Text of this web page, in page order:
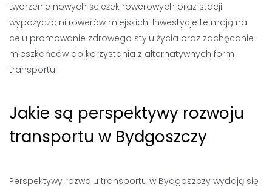
tworzenie nowych ścieżek rowerowych oraz stacji
wypożyczalni rowerów miejskich. Inwestycje te mają na
celu promowanie zdrowego stylu życia oraz zachęcanie
mieszkańców do korzystania z alternatywnych form
transportu.
Jakie są perspektywy rozwoju
transportu w Bydgoszczy
Perspektywy rozwoju transportu w Bydgoszczy wydają się